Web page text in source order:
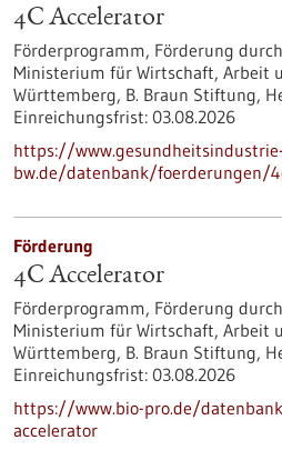
4C Accelerator
Förderprogramm, Förderung
Ministerium für Wirtschaft, Arbeit
Württemberg, B. Braun Stiftung,
Einreichungsfrist: 03.08.2026
https://www.gesundheitsindustrie-
bw.de/datenbank/foerderungen/
Förderung
4C Accelerator
Förderprogramm, Förderung
Ministerium für Wirtschaft, Arbeit
Württemberg, B. Braun Stiftung,
Einreichungsfrist: 03.08.2026
https://www.bio-pro.de/
accelerator